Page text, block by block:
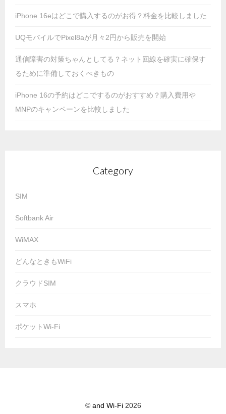
iPhone 16eはどこで購入するのがお得？料金を比較しました
UQモバイルでPixel8aが月々2円から販売を開始
通信障害の対策ちゃんとしてる？ネット回線を確実に確保す
るために準備しておくべきもの
iPhone 16の予約はどこでするのがおすすめ？購入費用や
MNPのキャンペーンを比較しました
Category
SIM
Softbank Air
WiMAX
どんなときもWiFi
クラウドSIM
スマホ
ポケットWi-Fi
© and Wi-Fi2026